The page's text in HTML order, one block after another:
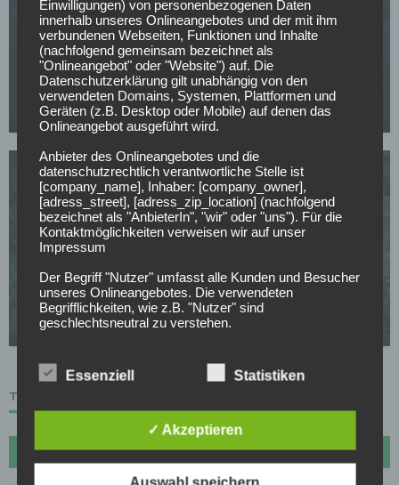
WETTBEWERBE
Champions-League-Quali: Egnatia feiert
Kantersieg, Klaksvik und Kairat lösen Tickets
16.07.2026
WETTBEWERBE
Champions-League-Quali: Shamrock dreht
Rückstand, Kauno Zalgiris schlägt spät zu
15.07.2026
TABELLE
Name Sp Diff
Einwilligungen) von personenbezogenen Daten
innerhalb unseres Onlineangebotes und der mit ihm
verbundenen Webseiten, Funktionen und Inhalte
(nachfolgend gemeinsam bezeichnet als
"Onlineangebot" oder "Website") auf. Die
Datenschutzerklärung gilt unabhängig von den
verwendeten Domains, Systemen, Plattformen und
Geräten (z.B. Desktop oder Mobile) auf denen das
Onlineangebot ausgeführt wird.
Anbieter des Onlineangebotes und die
datenschutzrechtlich verantwortliche Stelle ist
[company_name], Inhaber: [company_owner],
[adress_street], [adress_zip_location] (nachfolgend
bezeichnet als "AnbieterIn", "wir" oder "uns"). Für die
Kontaktmöglichkeiten verweisen wir auf unser
Impressum
Der Begriff "Nutzer" umfasst alle Kunden und Besucher
unseres Onlineangebotes. Die verwendeten
Begrifflichkeiten, wie z.B. "Nutzer" sind
geschlechtsneutral zu verstehen.
Wir verarbeiten personenbezogene Daten der Nutzer
nur unter Einhaltung der einschlägigen
Geboten der Datensparsamkeit- und
Datenvermeidung. Das bedeutet die Daten der Nutzer
werden nur beim Vorliegen einer gesetzlichen
Erbringung unserer vertraglichen Leistungen sowie
Essenziell Statistiken
✓ Akzeptieren